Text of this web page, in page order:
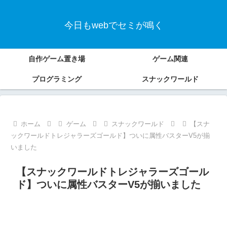
今日もwebでセミが鳴く
自作ゲーム置き場 ゲーム関連
プログラミング スナックワールド
ホーム ゲーム スナックワールド
【スナ
ックワールドトレジャラーズゴールド】ついに属性バスターV5が揃
いました
【スナックワールドトレジャラーズゴール
ド】ついに属性バスターV5が揃いました